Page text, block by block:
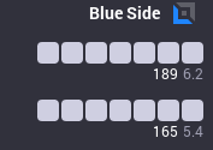
BlueSide
189 6.2
165 5.4